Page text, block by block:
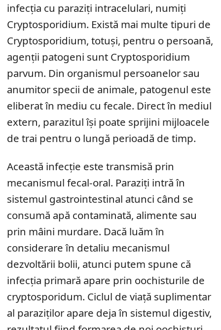
infecția cu paraziți intracelulari, numiți
Cryptosporidium. Există mai multe tipuri de
Cryptosporidium, totuși, pentru o persoană,
agenții patogeni sunt Cryptosporidium
parvum. Din organismul persoanelor sau
anumitor specii de animale, patogenul este
eliberat în mediu cu fecale. Direct în mediul
extern, parazitul își poate sprijini mijloacele
de trai pentru o lungă perioadă de timp.
Această infecție este transmisă prin
mecanismul fecal-oral. Paraziți intră în
sistemul gastrointestinal atunci când se
consumă apă contaminată, alimente sau
prin mâini murdare. Dacă luăm în
considerare în detaliu mecanismul
dezvoltării bolii, atunci putem spune că
infecția primară apare prin oochisturile de
cryptosporidum. Ciclul de viață suplimentar
al paraziților apare deja în sistemul digestiv,